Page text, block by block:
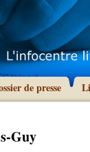
de presse
Guy